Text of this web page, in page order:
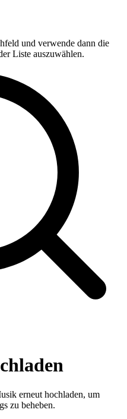
und verwende dann die
Liste auszuwählen.
erneut hochladen, um
zu beheben.